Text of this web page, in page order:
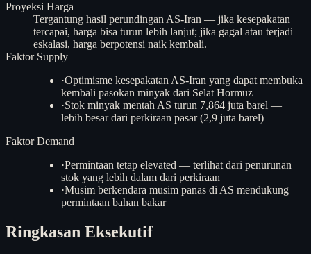
Proyeksi Harga
Tergantung hasil perundingan AS-Iran — jika kesepakatan
tercapai, harga bisa turun lebih lanjut; jika gagal atau terjadi
eskalasi, harga berpotensi naik kembali.
Faktor Supply
·Optimisme kesepakatan AS-Iran yang dapat membuka
kembali pasokan minyak dari Selat Hormuz
·Stok minyak mentah AS turun 7,864 juta barel —
lebih besar dari perkiraan pasar (2,9 juta barel)
Faktor Demand
·Permintaan tetap elevated — terlihat dari penurunan
stok yang lebih dalam dari perkiraan
·Musim berkendara musim panas di AS mendukung
permintaan bahan bakar
Ringkasan Eksekutif